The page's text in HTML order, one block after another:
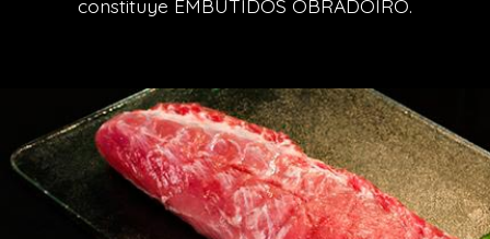
constituye EMBUTIDOS OBRADOIRO.